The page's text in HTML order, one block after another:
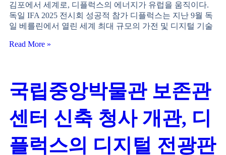
김포에서 세계로, 디플럭스의 에너지가 유럽을 움직이다.
독일 IFA 2025 전시회 성공적 참가 디플럭스는 지난 9월 독
일 베를린에서 열린 세계 최대 규모의 가전 및 디지털 기술
Read More »
국립중앙박물관 보존관
센터 신축 청사 개관, 디
플럭스의 디지털 전광판